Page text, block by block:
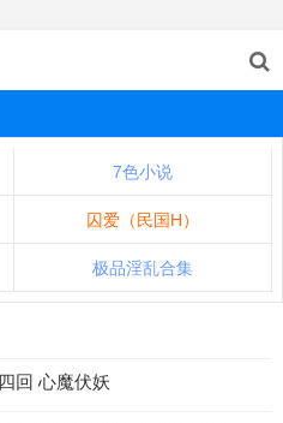
7色小说
囚爱（民国H）
极品淫乱合集
回 心魔伏妖